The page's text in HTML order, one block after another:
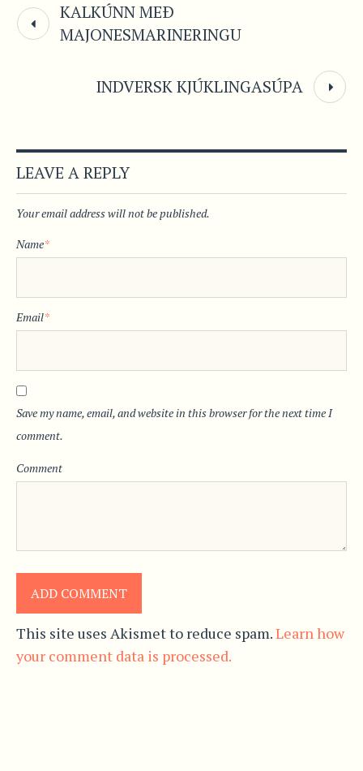
KALKÚNN MEÐ
MAJONESMARINERINGU
INDVERSK KJÚKLINGASÚPA
LEAVE A REPLY
Your email address will not be published.
Name*
Email*
Save my name, email, and website in this browser for the next time I
comment.
Comment
This site uses Akismet to reduce spam.Learn how
your comment data is processed.